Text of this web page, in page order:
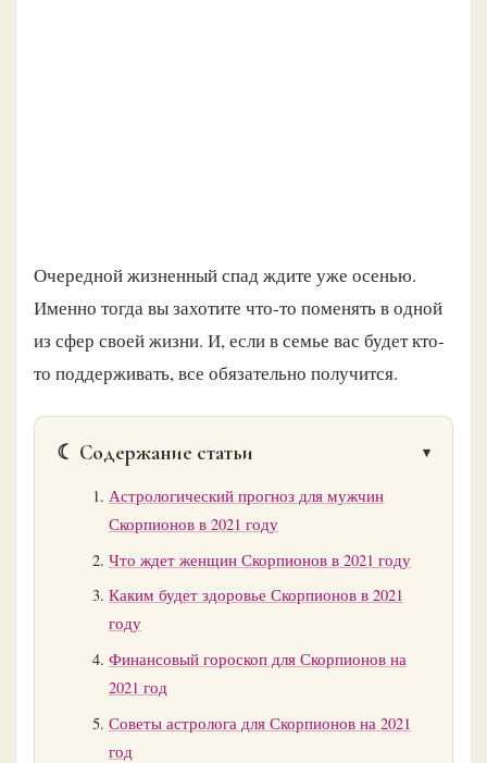
Очередной жизненный спад ждите уже осенью.
Именно тогда вы захотите что-то поменять в одной
из сфер своей жизни. И, если в семье вас будет кто-
то поддерживать, все обязательно получится.
☾ Содержание статьи
Астрологический прогноз для мужчин
Скорпионов в 2021 году
Что ждет женщин Скорпионов в 2021 году
Каким будет здоровье Скорпионов в 2021
году
Финансовый гороскоп для Скорпионов на
2021 год
Советы астролога для Скорпионов на 2021
год